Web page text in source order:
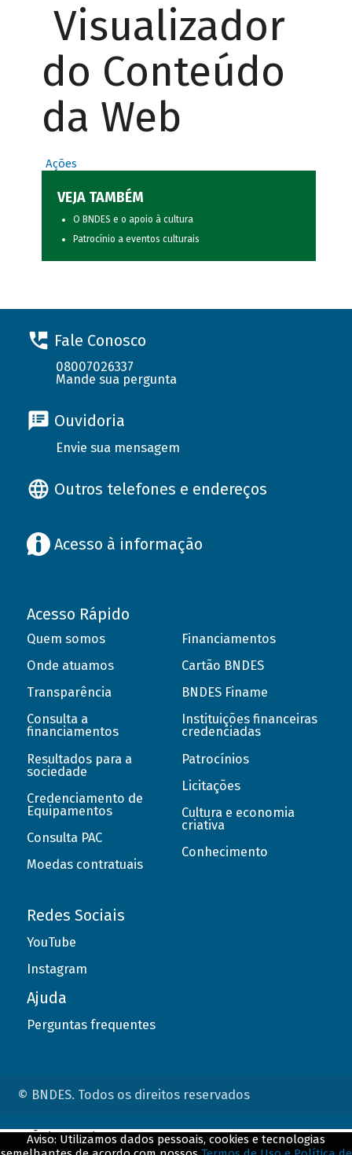
Visualizador
do Conteúdo
da Web
Ações
VEJA TAMBÉM
O BNDES e o apoio à cultura
Patrocínio a eventos culturais
Fale Conosco
08007026337
Mande sua pergunta
Ouvidoria
Envie sua mensagem
Outros telefones e endereços
Acesso à informação
Acesso Rápido
Quem somos
Onde atuamos
Transparência
Consulta a
financiamentos
Resultados para a
sociedade
Credenciamento de
Equipamentos
Consulta PAC
Moedas contratuais
Financiamentos
Cartão BNDES
BNDES Finame
Instituições financeiras
credenciadas
Patrocínios
Licitações
Cultura e economia
criativa
Conhecimento
Redes Sociais
YouTube
Instagram
Ajuda
Perguntas frequentes
© BNDES. Todos os direitos reservados
Aviso: Utilizamos dados pessoais, cookies e tecnologias
ConteÃºdo complementar